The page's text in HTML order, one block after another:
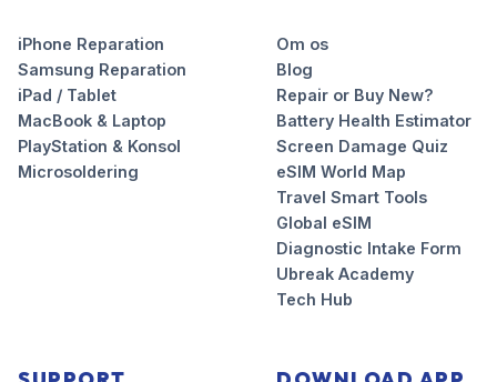
iPhone Reparation
Samsung Reparation
iPad / Tablet
MacBook & Laptop
PlayStation & Konsol
Microsoldering
Om os
Blog
Repair or Buy New?
Battery Health Estimator
Screen Damage Quiz
eSIM World Map
Travel Smart Tools
Global eSIM
Diagnostic Intake Form
Ubreak Academy
Tech Hub